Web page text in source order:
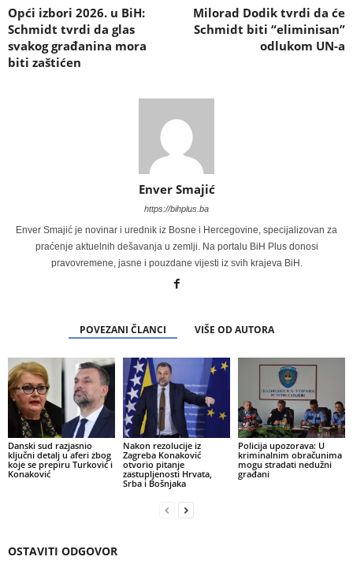
Opći izbori 2026. u BiH:
Schmidt tvrdi da glas
svakog građanina mora
biti zaštićen
Milorad Dodik tvrdi da će
Schmidt biti “eliminisan”
odlukom UN-a
Enver Smajić
https://bihplus.ba
Enver Smajić je novinar i urednik iz Bosne i Hercegovine, specijalizovan za
praćenje aktuelnih dešavanja u zemlji. Na portalu BiH Plus donosi
pravovremene, jasne i pouzdane vijesti iz svih krajeva BiH.
POVEZANI ČLANCI VIŠE OD AUTORA
Danski sud razjasnio
ključni detalj u aferi zbog
koje se prepiru Turković i
Konaković
Nakon rezolucije iz
Zagreba Konaković
otvorio pitanje
zastupljenosti Hrvata,
Srba i Bošnjaka
Policija upozorava: U
kriminalnim obračunima
mogu stradati nedužni
građani
OSTAVITI ODGOVOR